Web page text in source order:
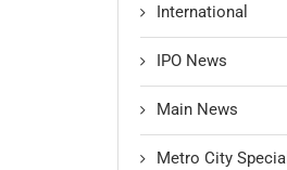
International
IPO News
Main News
Metro City Special